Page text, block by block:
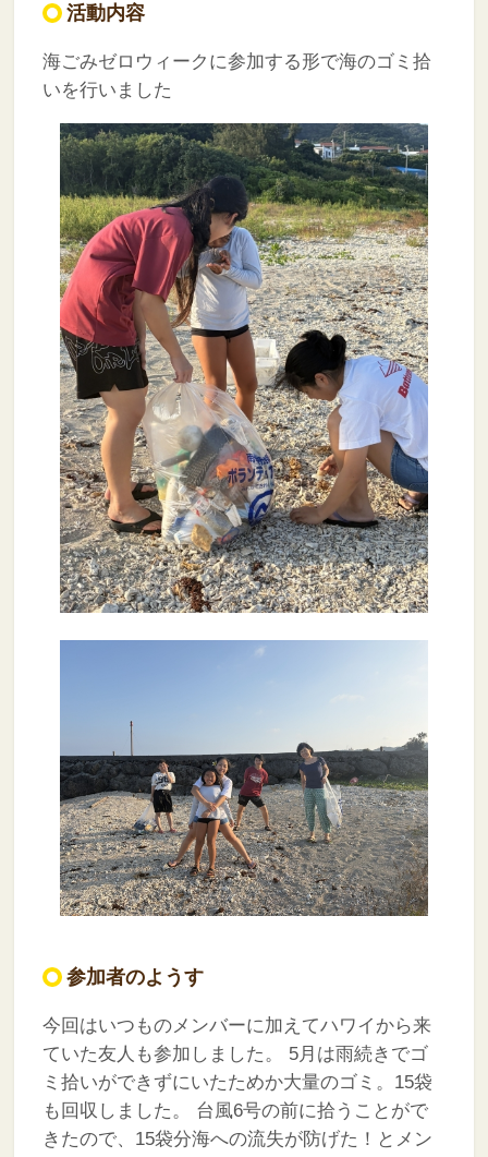
活動内容
海ごみゼロウィークに参加する形で海のゴミ拾
いを行いました
参加者のようす
今回はいつものメンバーに加えてハワイから来
ていた友人も参加しました。
5月は雨続きでゴ
ミ拾いができずにいたためか大量のゴミ。15袋
も回収しました。
台風6号の前に拾うことがで
きたので、15袋分海への流失が防げた！とメン